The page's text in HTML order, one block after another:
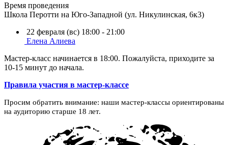
Время проведения
Школа Перотти на Юго-Западной (ул. Никулинская, 6к3)
22 февраля (вс) 18:00 - 21:00
Елена Алиева
Мастер-класс начинается в 18:00. Пожалуйста, приходите за
10-15 минут до начала.
Правила участия в мастер-классе
Просим обратить внимание: наши мастер-классы ориентированы
на аудиторию старше 18 лет.